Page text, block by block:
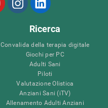
Ricerca
Convalida della terapia digitale
Giochi per PC
Adulti Sani
Piloti
Valutazione Olistica
Anziani Sani (iTV)
Allenamento Adulti Anziani